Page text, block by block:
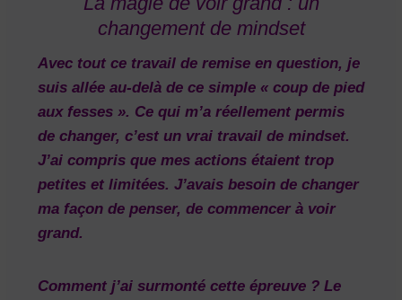
changement de mindset
Avec tout ce travail de remise en question, je
suis allée au-delà de ce simple « coup de pied
aux fesses ». Ce qui m’a réellement permis
de changer, c’est un vrai travail de mindset.
J’ai compris que mes actions étaient trop
petites et limitées. J’avais besoin de changer
ma façon de penser, de commencer à voir
grand.
Comment j’ai surmonté cette épreuve ? Le